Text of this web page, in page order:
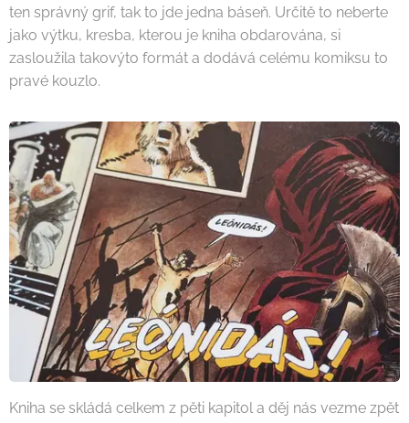
ten správný grif, tak to jde jedna báseň. Určitě to neberte
jako výtku, kresba, kterou je kniha obdarována, si
zasloužila takovýto formát a dodává celému komiksu to
pravé kouzlo.
Kniha se skládá celkem z pěti kapitol a děj nás vezme zpět